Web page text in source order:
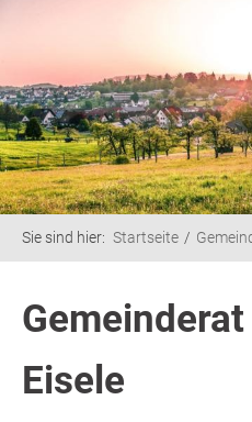
Sie sind hier: Startseite
Eisele